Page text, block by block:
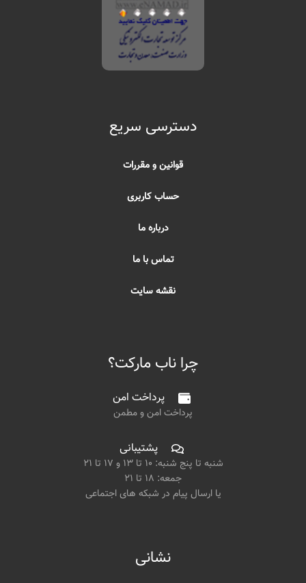
دسترسی سریع
قوانین و مقررات
حساب کاربری
درباره ما
تماس با ما
نقشه سایت
چرا ناب مارکت؟
پرداخت امن
پرداخت امن و مطمن
پشتیبانی
شنبه تا پنج شنبه: ۱۰ تا ۱۳ و ۱۷ تا ۲۱
جمعه: ۱۸ تا ۲۱
یا ارسال پیام در شبکه های اجتماعی
نشانی